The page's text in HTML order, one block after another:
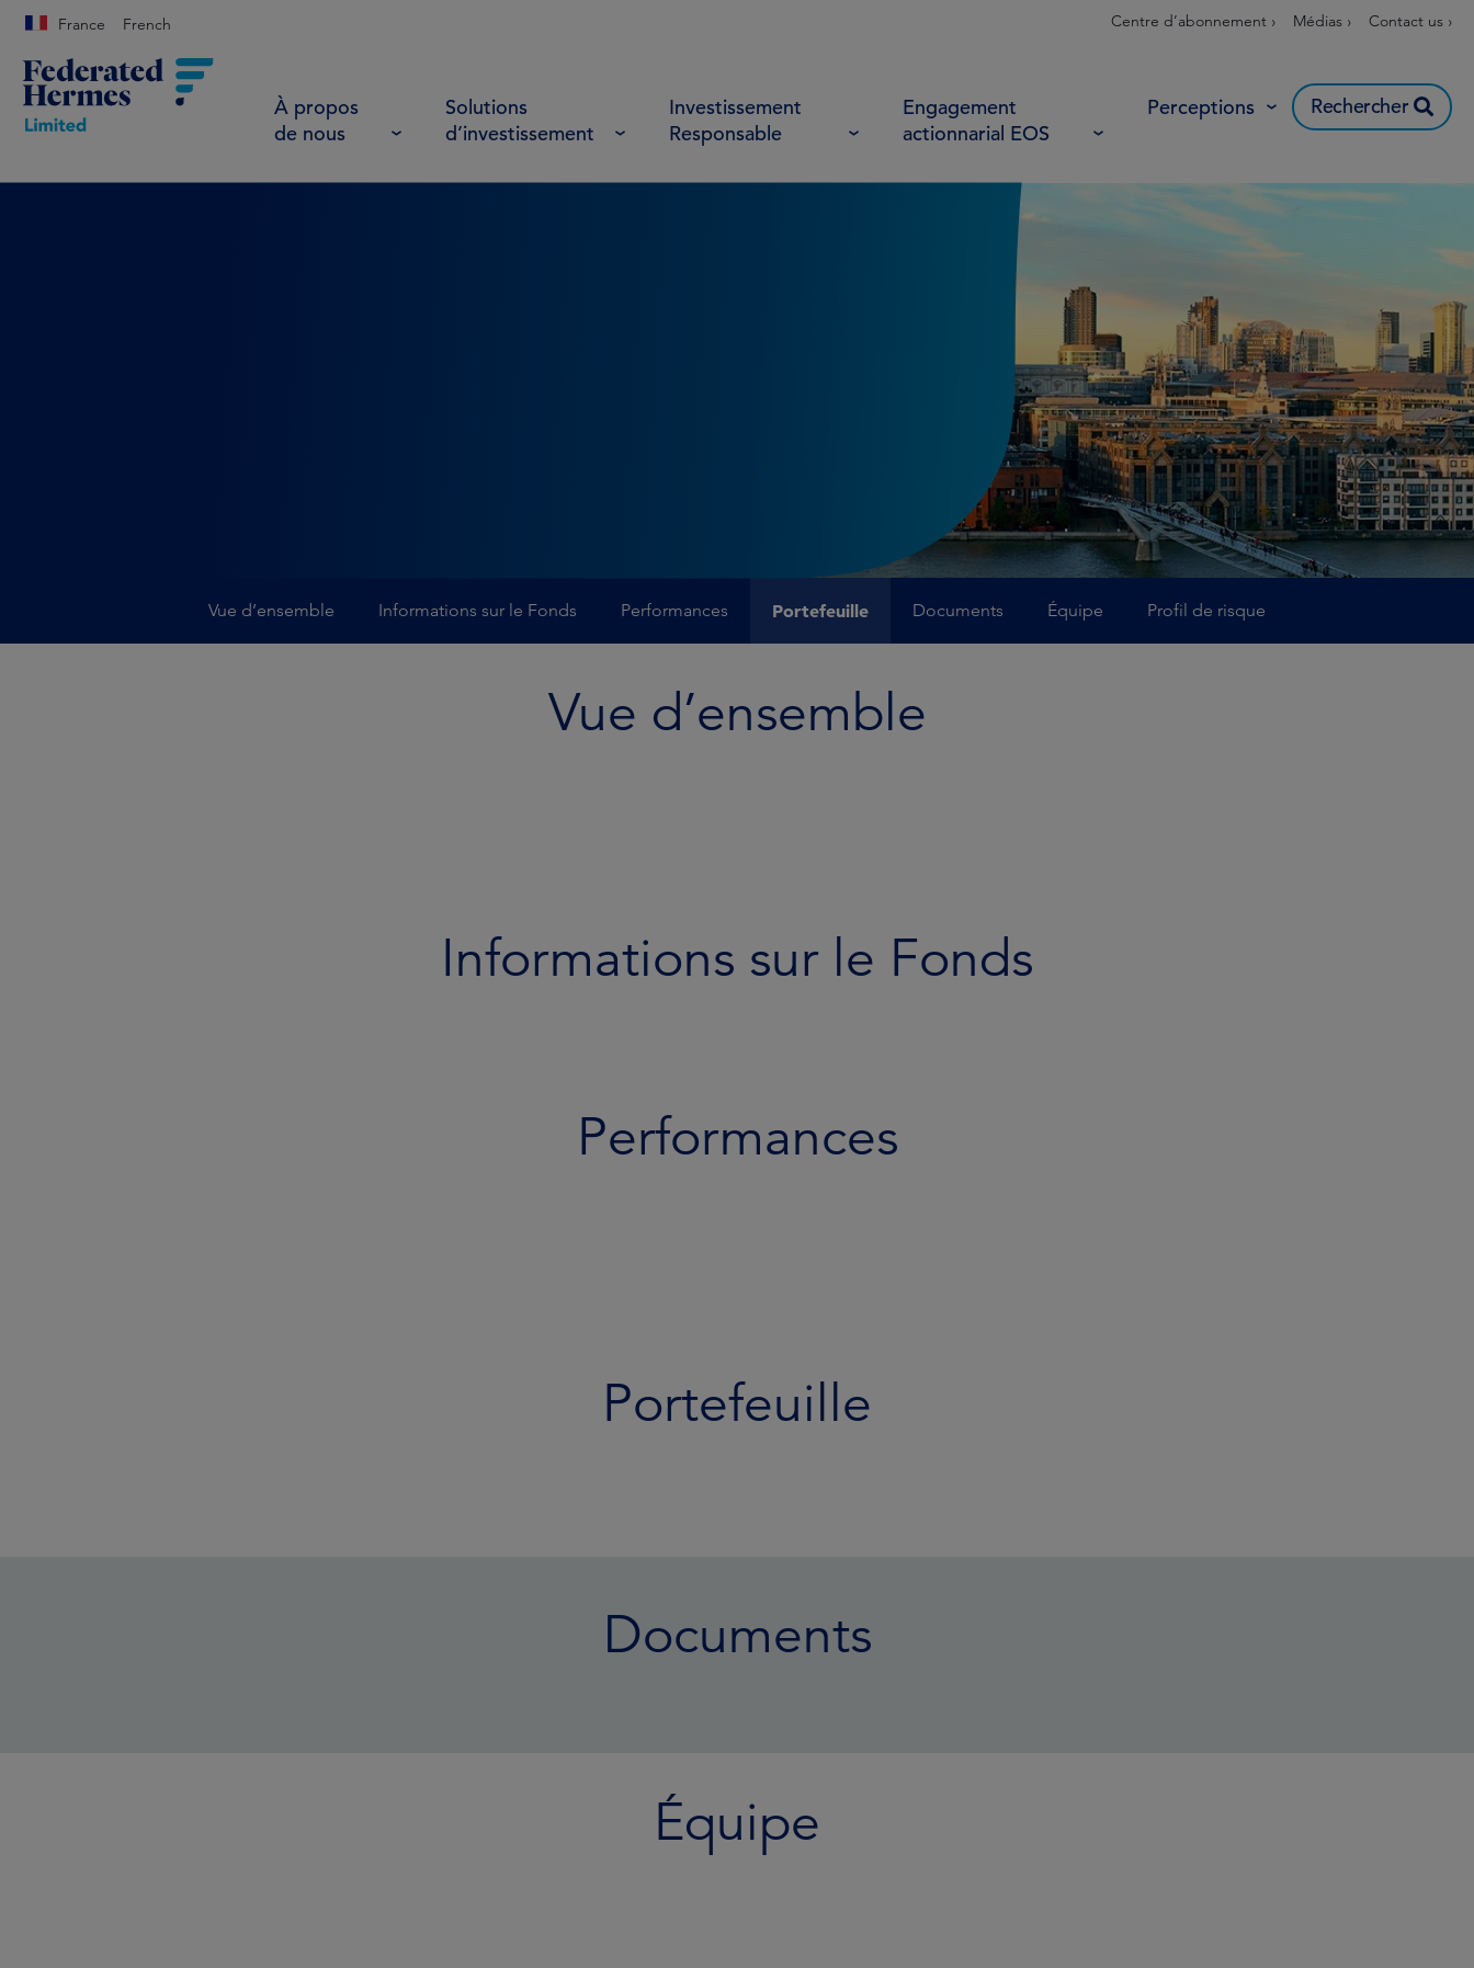
France French Centre d’abonnement › Médias › Contact us ›
À propos
de nous
Solutions
d’investissement
Investissement
Responsable
Engagement
actionnarial EOS
Perceptions Rechercher
Vue d’ensemble Informations sur le Fonds Performances Portefeuille Documents Équipe Profil de risque
Vue d’ensemble
Informations sur le Fonds
Performances
Portefeuille
Documents
Équipe